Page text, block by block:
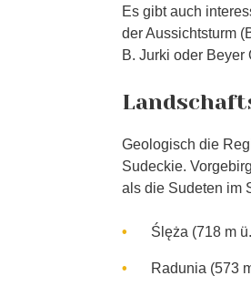
Es gibt auch
der Aussichtsturm
B. Jurki oder Beyer
Geologisch die
Sudeckie.
als die Sudeten im
Ślęża (718 m
Radunia (573